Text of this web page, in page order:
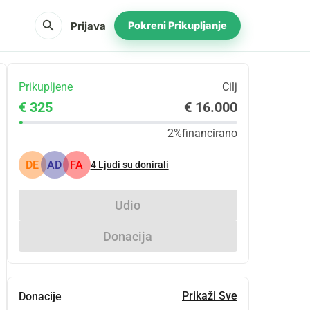
search Prijava Pokreni Prikupljanje
Prikupljene Cilj
€ 325 € 16.000
2%financirano
DE AD FA 4 Ljudi su donirali
Udio
Donacija
Donacije Prikaži Sve